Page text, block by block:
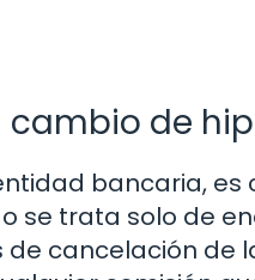
cambio de
bancaria, es
se trata solo de
cancelación de